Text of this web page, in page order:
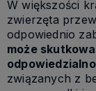
W większości
zwierzęta
odpowiednio
może
związanych z